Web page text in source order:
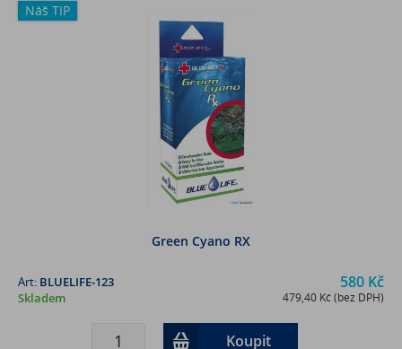
Náš TIP
Green Cyano RX
580 Kč
479,40 Kč (bez DPH)
Art: BLUELIFE-123
Skladem
Koupit